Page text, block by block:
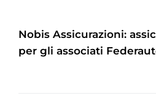
Nobis Assicurazioni:
per gli associati